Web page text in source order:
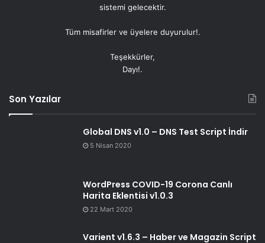
sistemi gelecektir.
Tüm misafirler ve üyelere duyurulur!.
Teşekkürler,
Dayı!.
Son Yazılar
Global DNS v1.0 – DNS Test Script İndir
5 Nisan 2020
WordPress COVID-19 Corona Canlı
Harita Eklentisi v1.0.3
22 Mart 2020
Varient v1.6.3 – Haber ve Magazin Script